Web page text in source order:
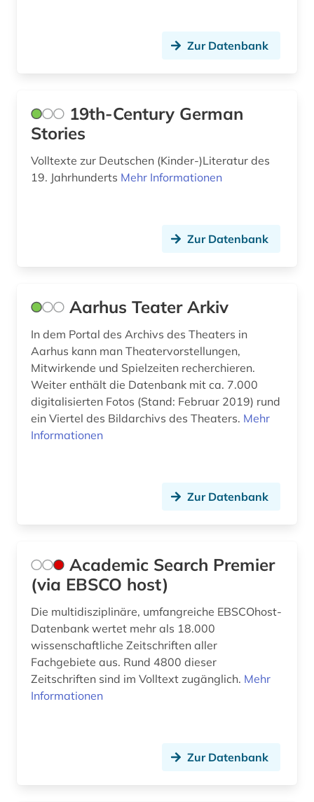
buchgeschichte (1)
buchproduktion (1)
bühnenkunst (1)
calderón (1)
camilla collett (1)
carl michael bellman (1)
christentum (2)
collijn, isak | bibliothekar (1)
comic (2)
corona (1)
Zur Datenbank
19th-Century German
Stories
Volltexte zur Deutschen (Kinder-)Literatur des
19. Jahrhunderts Mehr Informationen
Zur Datenbank
Aarhus Teater Arkiv
In dem Portal des Archivs des Theaters in
Aarhus kann man Theatervorstellungen,
Mitwirkende und Spielzeiten recherchieren.
Weiter enthält die Datenbank mit ca. 7.000
digitalisierten Fotos (Stand: Februar 2019) rund
ein Viertel des Bildarchivs des Theaters. Mehr
Informationen
Zur Datenbank
Academic Search Premier
(via EBSCO host)
Die multidisziplinäre, umfangreiche EBSCOhost-
Datenbank wertet mehr als 18.000
wissenschaftliche Zeitschriften aller
Fachgebiete aus. Rund 4800 dieser
Zeitschriften sind im Volltext zugänglich. Mehr
Informationen
Zur Datenbank